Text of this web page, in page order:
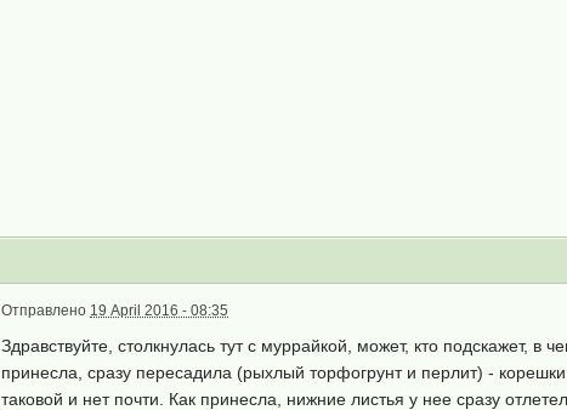
Отправлено 19 April 2016 - 08:35
Здравствуйте, столкнулась тут с муррайкой, может, кто подскажет,
принесла, сразу пересадила (рыхлый торфогрунт и перлит) -
таковой и нет почти. Как принесла, нижние листья у нее сразу